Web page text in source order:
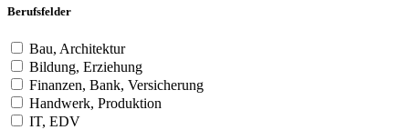
Berufsfelder
Bau, Architektur
Bildung, Erziehung
Finanzen, Bank, Versicherung
Handwerk, Produktion
IT, EDV